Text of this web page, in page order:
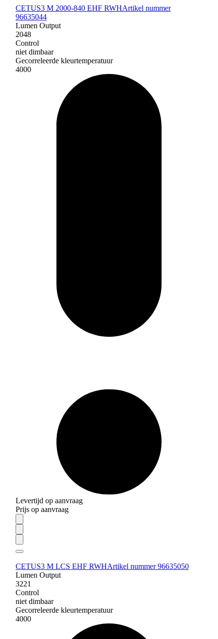
CETUS3 M 2000-840 EHF RWHArtikel nummer
96635044
Lumen Output
2048
Control
niet dimbaar
Gecorreleerde kleurtemperatuur
4000
Levertijd op aanvraag
Prijs op aanvraag
CETUS3 M LCS EHF RWHArtikel nummer 96635050
Lumen Output
3221
Control
niet dimbaar
Gecorreleerde kleurtemperatuur
4000